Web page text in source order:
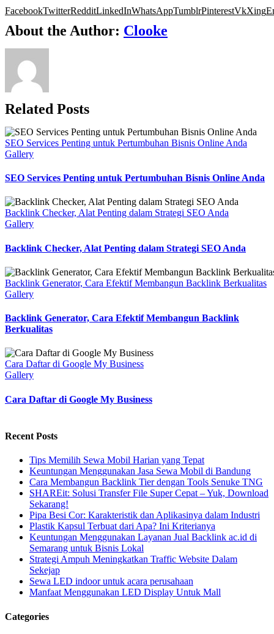
FacebookTwitterRedditLinkedInWhatsAppTumblrPinterestVkXing
About the Author: Clooke
Related Posts
SEO Services Penting untuk Pertumbuhan Bisnis Online Anda
Gallery
SEO Services Penting untuk Pertumbuhan Bisnis Online Anda
Backlink Checker, Alat Penting dalam Strategi SEO Anda
Gallery
Backlink Checker, Alat Penting dalam Strategi SEO Anda
Backlink Generator, Cara Efektif Membangun Backlink Berkualitas
Gallery
Backlink Generator, Cara Efektif Membangun Backlink
Berkualitas
Cara Daftar di Google My Business
Gallery
Cara Daftar di Google My Business
Recent Posts
Tips Memilih Sewa Mobil Harian yang Tepat
Keuntungan Menggunakan Jasa Sewa Mobil di Bandung
Cara Membangun Backlink Tier dengan Tools Senuke TNG
SHAREit: Solusi Transfer File Super Cepat – Yuk, Download
Sekarang!
Pipa Besi Cor: Karakteristik dan Aplikasinya dalam Industri
Plastik Kapsul Terbuat dari Apa? Ini Kriterianya
Keuntungan Menggunakan Layanan Jual Backlink ac.id di
Semarang untuk Bisnis Lokal
Strategi Ampuh Meningkatkan Traffic Website Dalam
Sekejap
Sewa LED indoor untuk acara perusahaan
Manfaat Menggunakan LED Display Untuk Mall
Categories